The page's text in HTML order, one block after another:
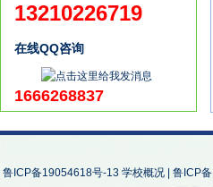
13210226719
在线QQ咨询
1666268837
鲁ICP备19054618号-13 学校概况 鲁ICP